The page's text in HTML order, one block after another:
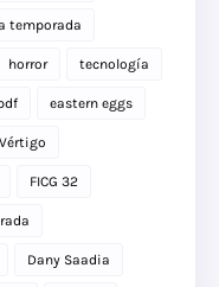
temporada
horror tecnología
eastern eggs
FICG 32
Dany Saadia